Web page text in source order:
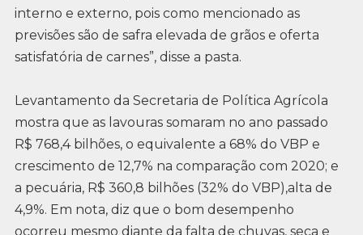
interno e externo, pois como mencionado as
previsões são de safra elevada de grãos e oferta
satisfatória de carnes”, disse a pasta.
Levantamento da Secretaria de Política Agrícola
mostra que as lavouras somaram no ano passado
R$ 768,4 bilhões, o equivalente a 68% do VBP e
crescimento de 12,7% na comparação com 2020; e
a pecuária, R$ 360,8 bilhões (32% do VBP),alta de
4,9%. Em nota, diz que o bom desempenho
ocorreu mesmo diante da falta de chuvas, seca e